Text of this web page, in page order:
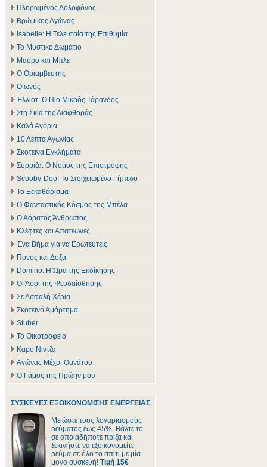
Πληρωμένος Δολοφόνος
Βρώμικος Αγώνας
Isabelle: Η Τελευταία της Επιθυμία
Το Μυστικό Δωμάτιο
Μαύρο και Μπλε
Ο Θριαμβευτής
Οιωνός
Έλλιοτ: Ο Πιο Μικρός Τάρανδος
Στη Σκιά της Διαφθοράς
Καλά Αγόρια
10 Λεπτά Αγωνίας
Σκοτεινά Εγκλήματα
Σύρριζα: Ο Νόμος της Επιστροφής
Scooby-Doo! Το Στοιχειωμένο Γήπεδο
Το Ξεκαθάρισμα
Ο Φανταστικός Κόσμος της Μπέλα
Ο Αόρατος Άνθρωπος
Κλέφτες και Απατεώνες
Ένα Βήμα για να Ερωτευτείς
Πόνος και Δόξα
Domino: Η Ώρα της Εκδίκησης
Οι Άσοι της Ψευδαίσθησης
Σε Ασφαλή Χέρια
Σκοτεινό Αμάρτημα
Stuber
Το Οικοτροφείο
Καρό Νίντζα
Αγώνας Μέχρι Θανάτου
Ο Γάμος της Πρώην μου
ΣΥΣΚΕΥΕΣ ΕΞΟΙΚΟΝΟΜΙΣΗΣ ΕΝΕΡΓΕΙΑΣ
Μειώστε τους λογαριασμούς
ρεύματος εως 45%. Βάλτε το
σε οποιαδήποτε πρίζα και
ξεκινήστε να εξοικονομείτε
ρεύμα σε όλο το σπίτι με μία
μονο συσκευή! Τιμή 15€